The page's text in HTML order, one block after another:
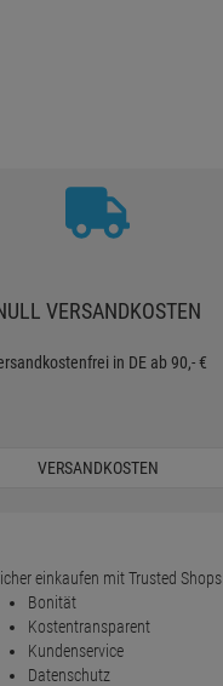
VERSANDKOSTEN
in DE ab 90,- €
VERSANDKOSTEN
einkaufen mit Trusted Shops
Bonität
Kostentransparent
Kundenservice
Datenschutz